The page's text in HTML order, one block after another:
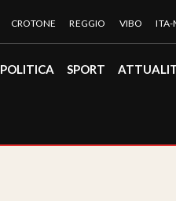
CROTONE REGGIO VIBO ITA-
POLITICA SPORT